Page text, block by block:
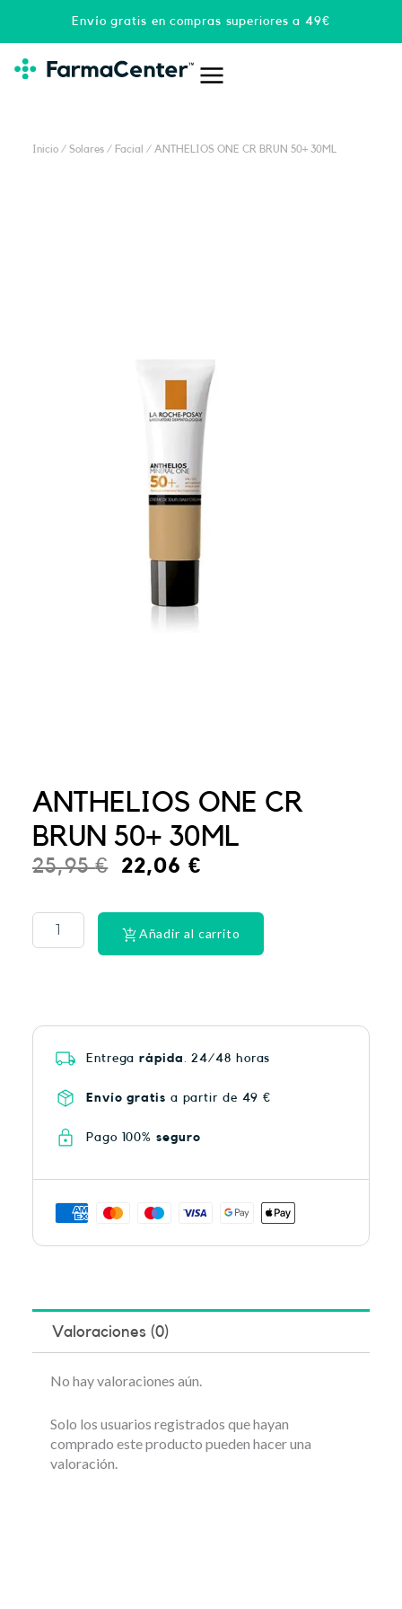
Envío gratis en compras superiores a 49€
Inicio / Solares / Facial / ANTHELIOS ONE CR BRUN 50+ 30ML
ANTHELIOS ONE CR
BRUN 50+ 30ML
25,95€
El
original
era:
22,06 €El
actual
es:
Roche
Posay
Anthelios
Añadir al carrito
Entregarápida . 24/48 horas
Envío gratis a partir de 49 €
Pago 100% seguro
Valoraciones (0)
No hay valoraciones aún.
Solo los usuarios registrados que hayan
comprado este producto pueden hacer una
valoración.